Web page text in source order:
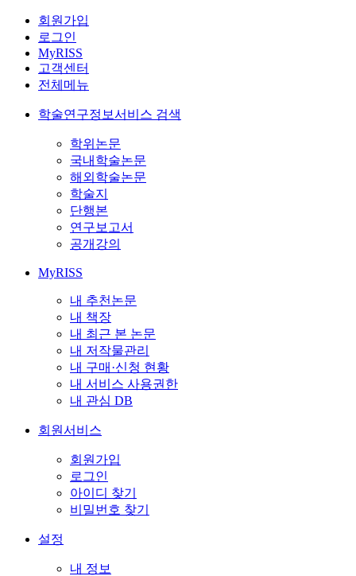
회원가입
로그인
MyRISS
고객센터
전체메뉴
학술연구정보서비스 검색
학위논문
국내학술논문
해외학술논문
학술지
단행본
연구보고서
공개강의
MyRISS
내 추천논문
내 책장
내 최근 본 논문
내 저작물관리
내 구매·신청 현황
내 서비스 사용권한
내 관심 DB
회원서비스
회원가입
로그인
아이디 찾기
비밀번호 찾기
설정
내 정보